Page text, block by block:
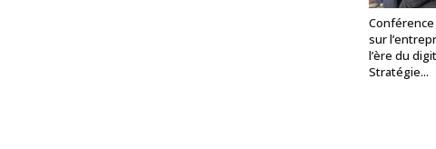
Conférence
sur
l’ère du
Stratégie...